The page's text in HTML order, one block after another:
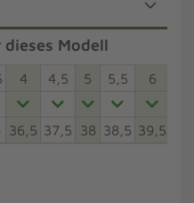
Modell
4 4,5 5 5,5 6
36,5 37,5 38 38,5 39,5